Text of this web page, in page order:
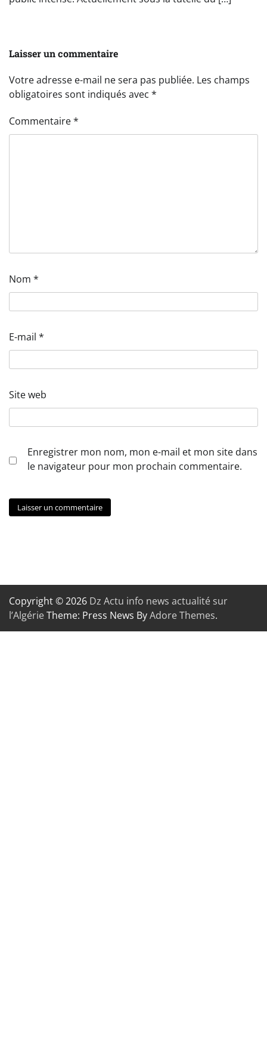
Laisser un commentaire
Votre adresse e-mail ne sera pas publiée. Les champs
obligatoires sont indiqués avec *
Commentaire*
Nom *
E-mail *
Site web
Enregistrer mon nom, mon e-mail et mon site dans
le navigateur pour mon prochain commentaire.
Copyright © 2026 Dz Actu info news actualité sur
l’AlgérieTheme: Press News ByAdore Themes.